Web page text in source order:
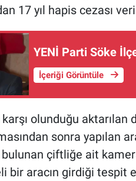
17 yıl hapis cezası
YENİ Parti Söke
İçeriği Görüntüle
olunduğu aktarılan
sonra yapılan
bulunan çiftliğe ait
bir aracın girdiği tespit